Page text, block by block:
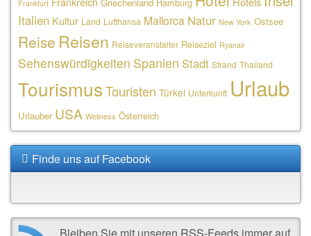
Frankfurt
Italien Kultur Land Lufthansa Mallorca Natur New York Ostsee
Reise Reisen Reiseveranstalter Reiseziel Ryanair
Sehenswürdigkeiten Spanien Stadt Strand Thailand
TourismusTouristen Türkei Unterkunft Urlaub
Urlauber USA Wellness Österreich
Finde uns auf Facebook